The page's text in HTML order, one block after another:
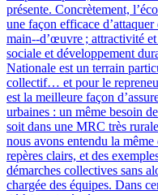
présente. Concrètement,
une façon efficace
main‑-d’œuvre ; attractivité
sociale et développement
Nationale est un terrain
collectif… et pour le
est la meilleure façon
urbaines : un même besoin
soit dans une MRC très
nous avons entendu la
repères clairs, et des
démarches collectives sans
chargée des équipes. Dans